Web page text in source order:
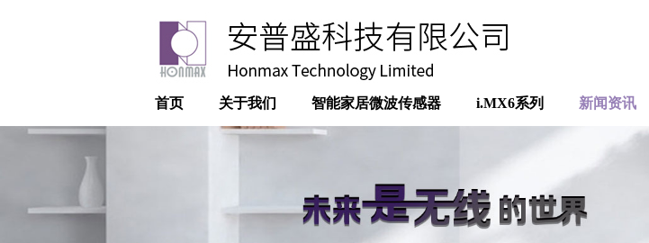
首页 关于我们 智能家居微波传感器 i.MX6系列 新闻资讯